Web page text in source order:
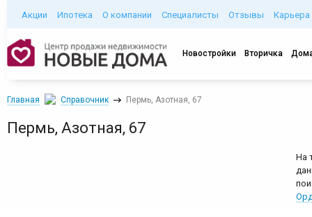
Акции Ипотека О компании Специалисты Отзывы Карьера
Новостройки Вторичка
Главная Справочник Пермь, Азотная, 67
Пермь, Азотная, 67
На